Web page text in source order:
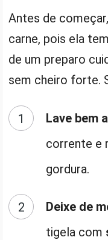
Antes de
carne, pois ela
de um preparo
sem cheiro forte.
Lave bem
corrente e
gordura.
Deixe de
tigela com